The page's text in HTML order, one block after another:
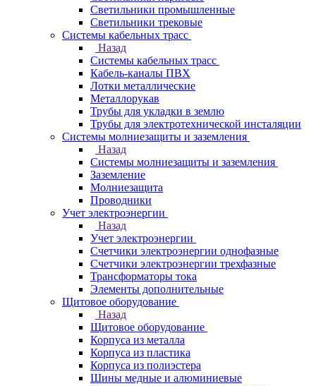
Светильники промышленные
Светильники трековые
Системы кабельных трасс
Назад
Системы кабельных трасс
Кабель-каналы ПВХ
Лотки металлические
Металлорукав
Трубы для укладки в землю
Трубы для электротехнической инсталяции
Системы молниезащиты и заземления
Назад
Системы молниезащиты и заземления
Заземление
Молниезащита
Проводники
Учет электроэнергии
Назад
Учет электроэнергии
Счетчики электроэнергии однофазные
Счетчики электроэнергии трехфазные
Трансформаторы тока
Элементы дополнительные
Щитовое оборудование
Назад
Щитовое оборудование
Корпуса из металла
Корпуса из пластика
Корпуса из полиэстера
Шины медные и алюминиевые